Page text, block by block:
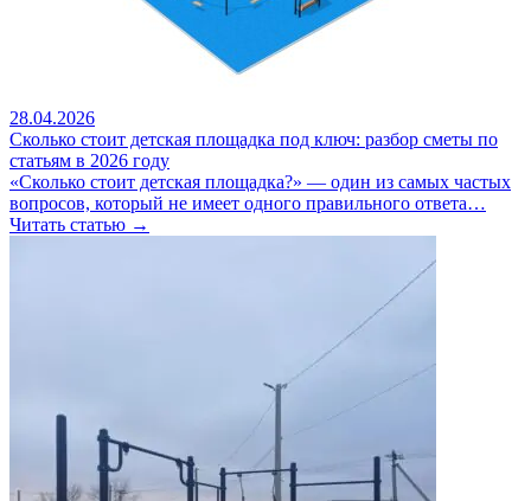
28.04.2026
Сколько стоит детская площадка под ключ: разбор сметы по
статьям в 2026 году
«Сколько стоит детская площадка?» — один из самых частых
вопросов, который не имеет одного правильного ответа…
Читать статью →